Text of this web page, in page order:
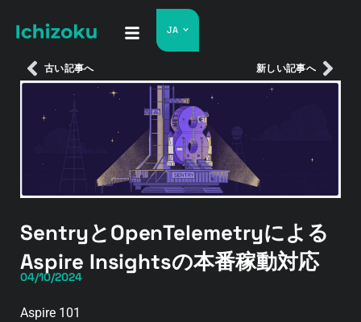
JA
古い記事へ 新しい記事へ
SentryとOpenTelemetryによる
Aspire Insightsの本番稼動対応
04/10/2024
Aspire 101